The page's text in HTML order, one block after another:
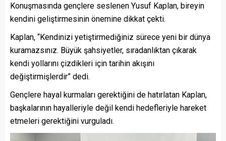
Konuşmasında gençlere seslenen Yusuf Kaplan, bireyin
kendini geliştirmesinin önemine dikkat çekti.
Kaplan, “Kendinizi yetiştirmediğiniz sürece yeni bir dünya
kuramazsınız. Büyük şahsiyetler, sıradanlıktan çıkarak
kendi yollarını çizdikleri için tarihin akışını
değiştirmişlerdir” dedi.
Gençlere hayal kurmaları gerektiğini de hatırlatan Kaplan,
başkalarının hayalleriyle değil kendi hedefleriyle hareket
etmeleri gerektiğini vurguladı.